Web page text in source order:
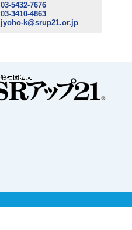
03-5432-7676
03-3410-4863
jyoho-k@srup21.or.jp